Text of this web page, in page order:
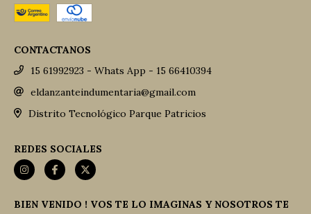
CONTACTANOS
15 61992923 - Whats App - 15 66410394
eldanzanteindumentaria@gmail.com
Distrito Tecnológico Parque Patricios
REDES SOCIALES
BIEN VENIDO ! VOS TE LO IMAGINAS Y NOSOTROS TE